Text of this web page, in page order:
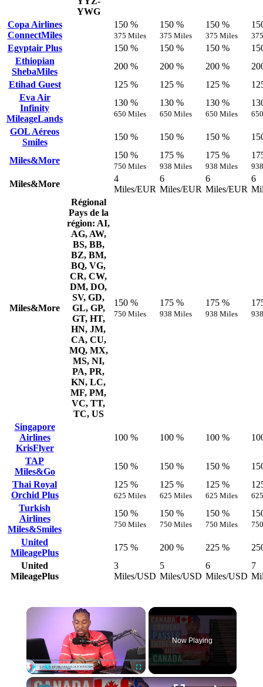
YWG
Copa Airlines
ConnectMiles
150 %
375 Miles
150 %
375 Miles
150 %
375 Miles
Egyptair Plus 150 % 150 % 150 %
Ethiopian
ShebaMiles
200 % 200 % 200 %
Etihad Guest
125 % 125 % 125 %
Eva Air
Infinity
MileageLands
130 %
650 Miles
130 %
650 Miles
130 %
650 Miles
GOL Aéreos
Smiles
150 % 150 % 150 %
Miles&More
150 %
750 Miles
175 %
938 Miles
175 %
938 Miles
Miles&More
4
Miles/EUR
6
Miles/EUR
6
Miles/EUR
6
Miles&More
Régional
Pays de la
région: AI,
AG, AW,
BS, BB,
BZ, BM,
BQ, VG,
CR, CW,
DM, DO,
SV, GD,
GL, GP,
GT, HT,
HN, JM,
CA, CU,
MQ, MX,
MS, NI,
PA, PR,
KN, LC,
MF, PM,
VC, TT,
TC, US
150 %
750 Miles
175 %
938 Miles
175 %
938 Miles
Singapore
Airlines
KrisFlyer
100 % 100 % 100 %
TAP
Miles&Go
150 % 150 % 150 %
Thai Royal
Orchid Plus
125 %
625 Miles
125 %
625 Miles
125 %
625 Miles
Turkish
Airlines
Miles&Smiles
150 %
750 Miles
150 %
750 Miles
150 %
750 Miles
United
MileagePlus
175 % 200 % 225 %
United
MileagePlus
3
Miles/USD
5
Miles/USD
6
Miles/USD
7
Play Unmute Fullscreen
Now Playing